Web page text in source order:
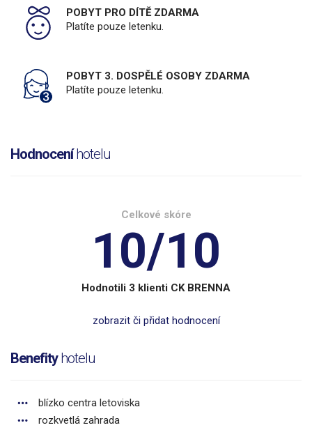
POBYT PRO DÍTĚ ZDARMA
Platíte pouze letenku.
POBYT 3. DOSPĚLÉ OSOBY ZDARMA
Platíte pouze letenku.
Hodnoceníhotelu
Celkové skóre
10/10
Hodnotili 3 klienti CK BRENNA
zobrazit či přidat hodnocení
Benefityhotelu
blízko centra letoviska
rozkvetlá zahrada